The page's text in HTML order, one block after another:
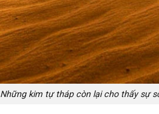
Những kim tự tháp còn lại cho thấy sự